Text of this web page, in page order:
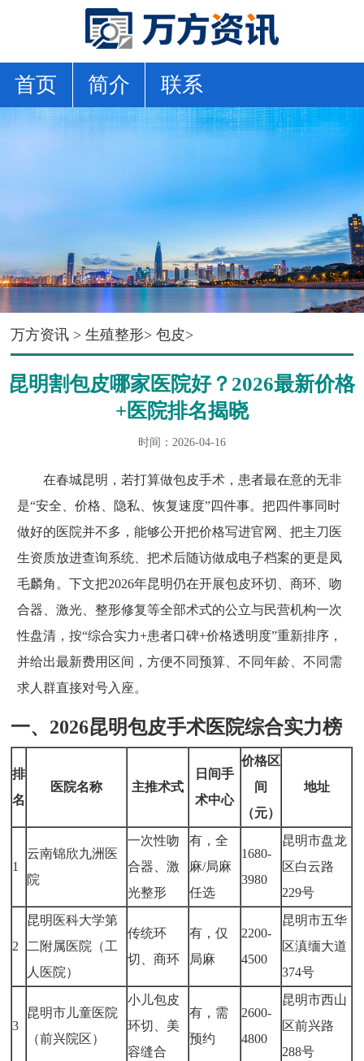
首页 简介 联系
万方资讯 >生殖整形>包皮>
昆明割包皮哪家医院好？2026最新价格
+医院排名揭晓
时间：2026-04-16
在春城昆明，若打算做包皮手术，患者最在意的无非
是“安全、价格、隐私、恢复速度”四件事。把四件事同时
做好的医院并不多，能够公开把价格写进官网、把主刀医
生资质放进查询系统、把术后随访做成电子档案的更是凤
毛麟角。下文把2026年昆明仍在开展包皮环切、商环、吻
合器、激光、整形修复等全部术式的公立与民营机构一次
性盘清，按“综合实力+患者口碑+价格透明度”重新排序，
并给出最新费用区间，方便不同预算、不同年龄、不同需
求人群直接对号入座。
一、2026昆明包皮手术医院综合实力榜
排
名
医院名称 主推术式
日间手
术中心
价格区
间
（元）
地址
1
云南锦欣九洲医
院
一次性吻
合器、激
光整形
有，全
麻/局麻
任选
1680-
3980
昆明市盘龙
区白云路
229号
2
昆明医科大学第
二附属医院（工
人医院）
传统环
切、商环
有，仅
局麻
2200-
4500
昆明市五华
区滇缅大道
374号
3
昆明市儿童医院
（前兴院区）
小儿包皮
环切、美
容缝合
有，需
预约
2600-
4800
昆明市西山
区前兴路
288号